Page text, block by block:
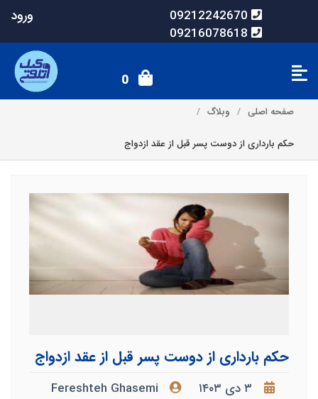
09212242670
09216078618
ورود
0
صفحه اصلی وبلاگ
حکم بارداری از دوست پسر قبل از عقد ازدواج
حکم بارداری از دوست پسر قبل از عقد ازدواج
۳ دی ۱۴۰۳
Fereshteh Ghasemi